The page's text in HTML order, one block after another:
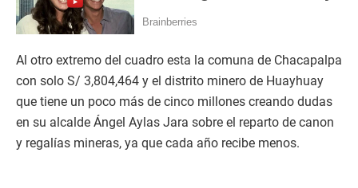
Al otro extremo del cuadro esta la comuna de Chacapalpa
con solo S/ 3,804,464 y el distrito minero de Huayhuay
que tiene un poco más de cinco millones creando dudas
en su alcalde Ángel Aylas Jara sobre el reparto de canon
y regalías mineras, ya que cada año recibe menos.